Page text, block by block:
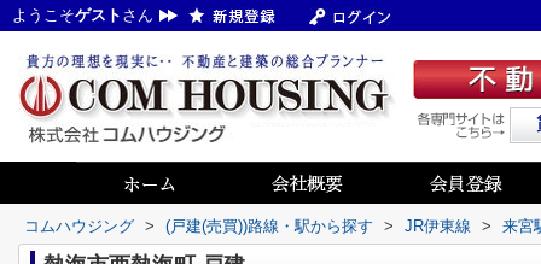
ようこそゲスト さん
コムハウジング > (戸建(売買))路線・駅から探す > JR伊東線 > 来宮